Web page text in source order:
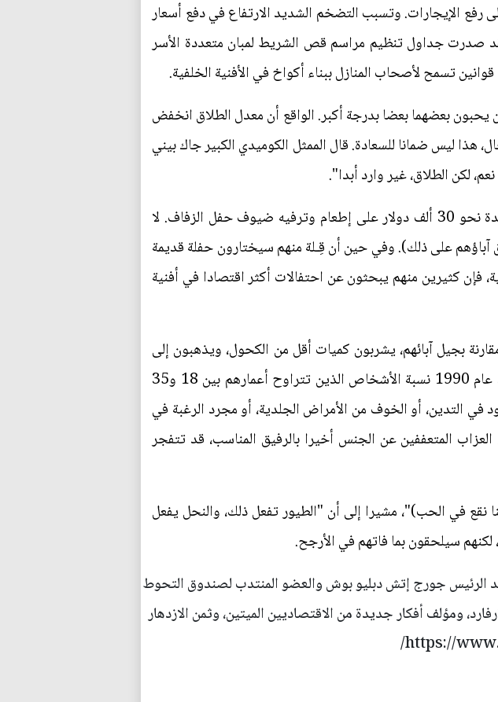
رفع الإيجارات. وتسبب التضخم الشديد الارتفاع في دفع أسعار
فقد صدرت جداول تنظيم مراسم قص الشريط لمبان متعددة الأسر
يحبون بعضهما بعضا بدرجة أكبر. الواقع أن معدل الطلاق انخفض
هذا ليس ضمانا للسعادة. قال الممثل الكوميدي الكبير جاك بيني
الاحتفالات قد تكون أكثر إبداعا. ينفق المتزوجون حديثا في الولايات المتحدة نحو 30 ألف دولار على إطعام وترفيه ضيوف حفل الزفاف. لا
آباؤهم على ذلك). وفي حين أن قِـلة منهم سيختارون حفلة قديمة
فإن كثيرين منهم يبحثون عن احتفالات أكثر اقتصادا في أفنية
بجيل آبائهم، يشربون كميات أقل من الكحول، ويذهبون إلى
الفراش في وقت مبكر، وينامون بمفردهم في أكثر الأحيان. كما تضاعفت منذ عام 1990 نسبة الأشخاص الذين تتراوح أعمارهم بين 18 و35
في التدين، أو الخوف من الأمراض الجلدية، أو مجرد الرغبة في
العزاب المتعففين عن الجنس أخيرا بالرفيق المناسب، قد تتفجر
نقع في الحب)"، مشيرا إلى أن "الطيور تفعل ذلك، والنحل يفعل
لكنهم سيلحقون بما فاتهم في الأرجح.
الرئيس جورج إتش دبليو بوش والعضو المنتدب لصندوق التحوط
https://